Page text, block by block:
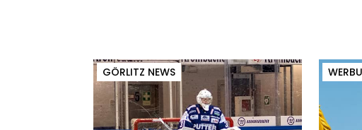
GÖRLITZ NEWS